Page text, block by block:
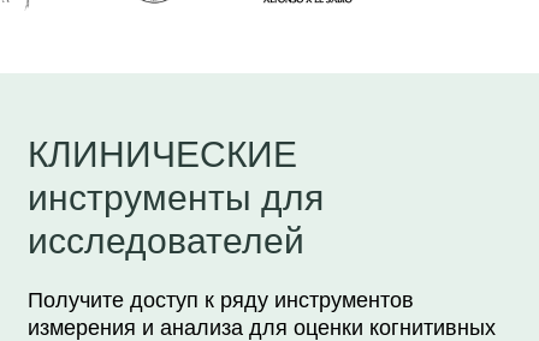
КЛИНИЧЕСКИЕ
инструменты для
исследователей
Получите доступ к ряду инструментов
измерения и анализа для оценки когнитивных